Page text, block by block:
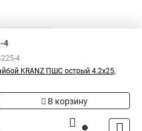
4
4
KRANZ ПШС острый 4.2х25,
В корзину
1